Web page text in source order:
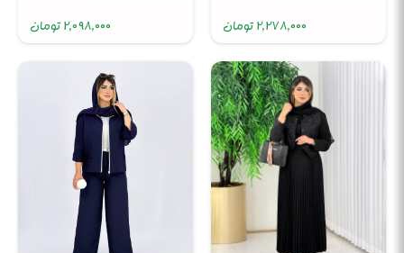
2,278,000تومان 2,098,000تومان